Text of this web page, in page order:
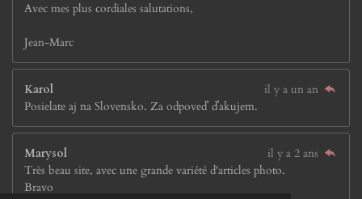
Avec mes plus cordiales salutations,
Jean-Marc
Karol
il y a un an
Posielate aj na Slovensko. Za odpoveď ďakujem.
Marysol
il y a 2 ans
Très beau site, avec une grande variété d'articles photo.
Bravo